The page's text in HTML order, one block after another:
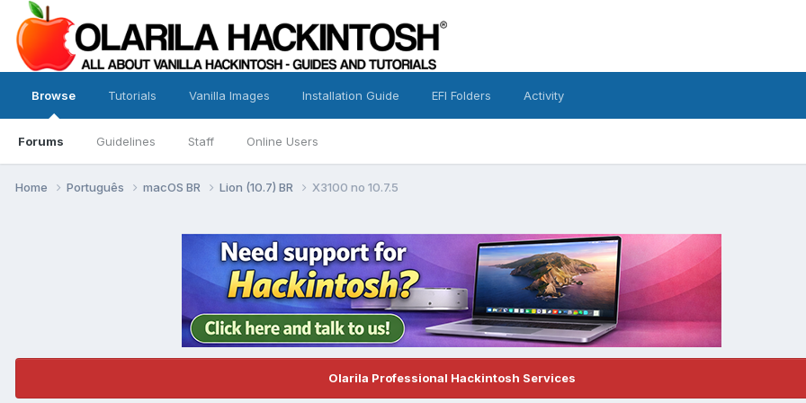
Browse
Forums Guidelines Staff Online Users
Tutorials Vanilla Images Installation Guide EFI Folders Activity
Home Português macOS BR Lion (10.7) BR X3100 no 10.7.5
Olarila Professional Hackintosh Services